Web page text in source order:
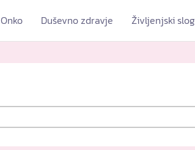
Onko Duševno zdravje Življenjski slog